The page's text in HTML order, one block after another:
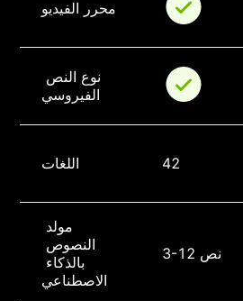
محرر الفيديو
نوع النص
الفيروسي
اللغات 42
مولد
النصوص
بالذكاء
الاصطناعي
3-12 نص